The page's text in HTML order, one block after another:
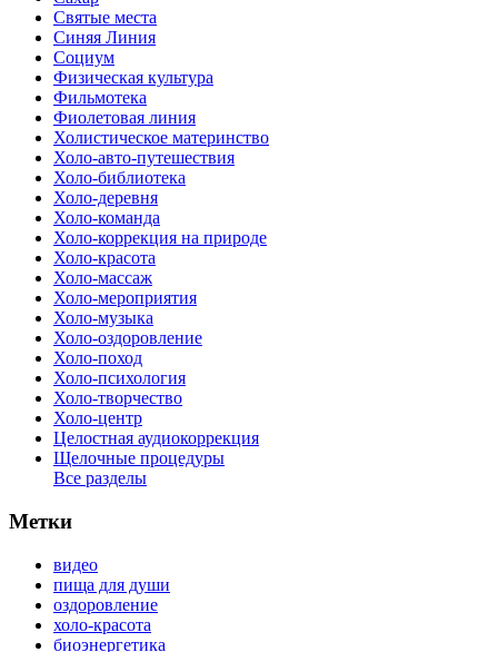
Святые места
Синяя Линия
Социум
Физическая культура
Фильмотека
Фиолетовая линия
Холистическое материнство
Холо-авто-путешествия
Холо-библиотека
Холо-деревня
Холо-команда
Холо-коррекция на природе
Холо-красота
Холо-массаж
Холо-мероприятия
Холо-музыка
Холо-оздоровление
Холо-поход
Холо-психология
Холо-творчество
Холо-центр
Целостная аудиокоррекция
Щелочные процедуры
Все разделы
Метки
видео
пища для души
оздоровление
холо-красота
биоэнергетика